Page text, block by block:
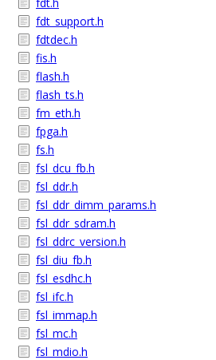
fdt_support.h
fdtdec.h
fis.h
flash.h
flash_ts.h
fm_eth.h
fpga.h
fs.h
fsl_dcu_fb.h
fsl_ddr.h
fsl_ddr_dimm_params.h
fsl_ddr_sdram.h
fsl_ddrc_version.h
fsl_diu_fb.h
fsl_esdhc.h
fsl_ifc.h
fsl_immap.h
fsl_mc.h
fsl_mdio.h